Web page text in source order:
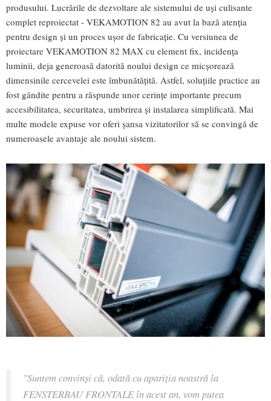
produsului. Lucrările de dezvoltare ale sistemului de uși culisante
complet reproiectat - VEKAMOTION 82 au avut la bază atenția
pentru design și un proces ușor de fabricație. Cu versiunea de
proiectare VEKAMOTION 82 MAX cu element fix, incidența
luminii, deja generoasă datorită noului design ce micșorează
dimensinile cercevelei este îmbunătățită. Astfel, soluțiile practice au
fost gândite pentru a răspunde unor cerințe importante precum
accesibilitatea, securitatea, umbrirea și instalarea simplificată. Mai
multe modele expuse vor oferi șansa vizitatorilor să se convingă de
numeroasele avantaje ale noului sistem.
"Suntem convinși că, odată cu apariția noastră la
FENSTERBAU FRONTALE în acest an, vom putea